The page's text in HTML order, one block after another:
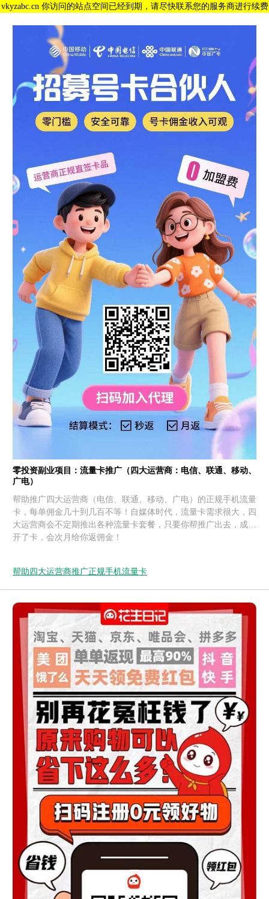
vkyzabc.cn 你访问的站点空间已经到期，请尽快联系您的服务商进行续费
零投资副业项目：流量卡推广（四大运营商：电信、联通、移动、
广电）
帮助推广四大运营商（电信、联通、移动、广电）的正规手机流量
卡，每单佣金几十到几百不等！自媒体时代，流量卡需求很大，四
大运营商会不定期推出各种流量卡套餐，只要你帮推广出去，成功
开了卡，会次月给你返佣金！
帮助四大运营商推广正规手机流量卡